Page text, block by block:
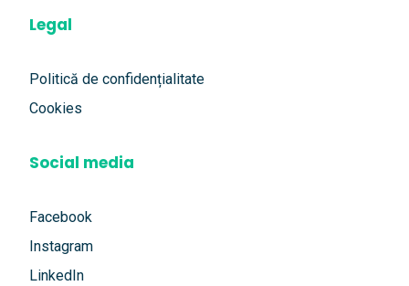
Legal
Politică de confidențialitate
Cookies
Social media
Facebook
Instagram
LinkedIn